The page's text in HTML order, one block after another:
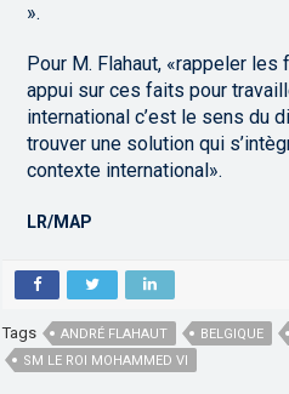
».
Pour M. Flahaut, «rappeler
appui sur ces faits pour
international c’est le sens du
trouver une solution qui
contexte international».
LR/MAP
Tags ANDRÉ FLAHAUT BELGIQUE
SM LE ROI MOHAMMED VI